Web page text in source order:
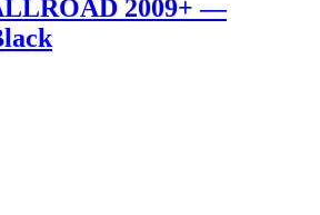
2009+ —